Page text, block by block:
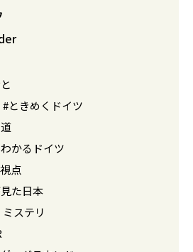
ときめくドイツ
かるドイツ
点
た日本
ステリ